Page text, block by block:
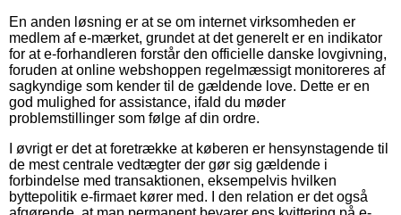
En anden løsning er at se om internet virksomheden er
medlem af e-mærket, grundet at det generelt er en indikator
for at e-forhandleren forstår den officielle danske lovgivning,
foruden at online webshoppen regelmæssigt monitoreres af
sagkyndige som kender til de gældende love. Dette er en
god mulighed for assistance, ifald du møder
problemstillinger som følge af din ordre.
I øvrigt er det at foretrække at køberen er hensynstagende til
de mest centrale vedtægter der gør sig gældende i
forbindelse med transaktionen, eksempelvis hvilken
byttepolitik e-firmaet kører med. I den relation er det også